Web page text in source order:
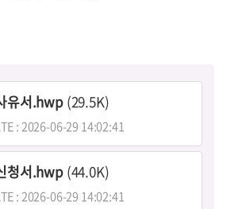
유서.hwp(29.5K)
: 2026-06-29 14:02:41
청서.hwp(44.0K)
: 2026-06-29 14:02:41